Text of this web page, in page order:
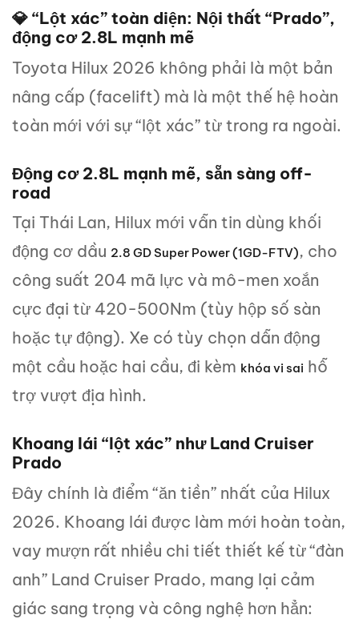
💎 “Lột xác” toàn diện: Nội thất “Prado”,
động cơ 2.8L mạnh mẽ
Toyota Hilux 2026 không phải là một bản
nâng cấp (facelift) mà là một thế hệ hoàn
toàn mới với sự “lột xác” từ trong ra ngoài.
Động cơ 2.8L mạnh mẽ, sẵn sàng off-
road
Tại Thái Lan, Hilux mới vẫn tin dùng khối
động cơ dầu 2.8 GD Super Power (1GD-FTV), cho
công suất 204 mã lực và mô-men xoắn
cực đại từ 420-500Nm (tùy hộp số sàn
hoặc tự động). Xe có tùy chọn dẫn động
một cầu hoặc hai cầu, đi kèm khóa vi sai hỗ
trợ vượt địa hình.
Khoang lái “lột xác” như Land Cruiser
Prado
Đây chính là điểm “ăn tiền” nhất của Hilux
2026. Khoang lái được làm mới hoàn toàn,
vay mượn rất nhiều chi tiết thiết kế từ “đàn
anh” Land Cruiser Prado, mang lại cảm
giác sang trọng và công nghệ hơn hẳn: